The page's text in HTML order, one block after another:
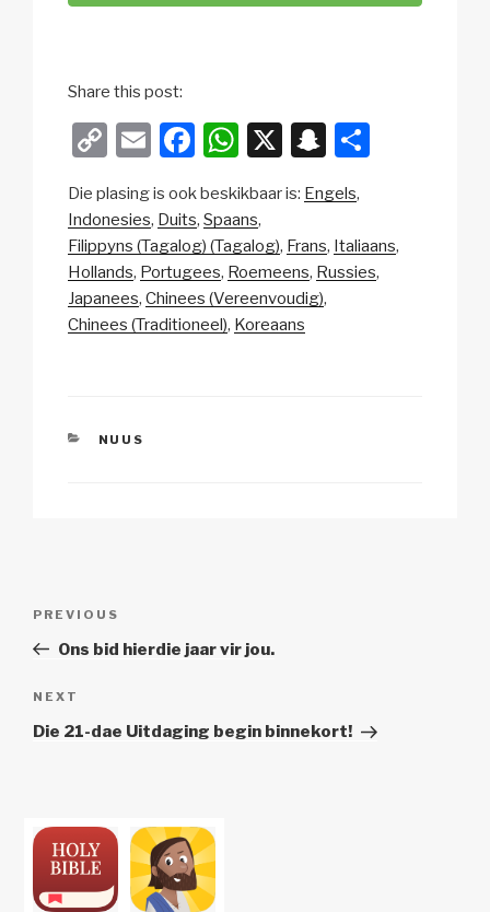
Share this post:
C
p
y
Li
n
E
ail
F
c
e
b
o
W
at
s
A
p
X
S
a
p
c
e
Die plasing is ook beskikbaar is: Engels
Indonesies Duits Spaans
Filippyns (Tagalog) (Tagalog) Frans
Italiaans
Hollands Portugees Roemeens Russies
Japanees Chinees (Vereenvoudig)
Chinees (Traditioneel) Koreaans
CATEGORIES
NUUS
Previous
Post
PREVIOUS
Ons bid hierdie jaar vir jou.
Next
Post
NEXT
Die 21-dae Uitdaging begin binnekort!